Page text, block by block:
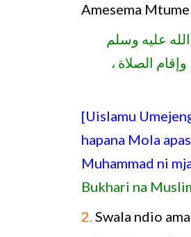
Amesema Mtume
عليه وسلم
الصلاة ،
[Uislamu
hapana Mola
Muhammad ni
Bukhari na
2.Swala ndio